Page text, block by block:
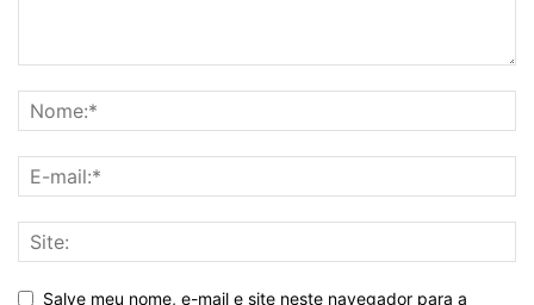
Salve meu nome, e-mail e site neste navegador para a